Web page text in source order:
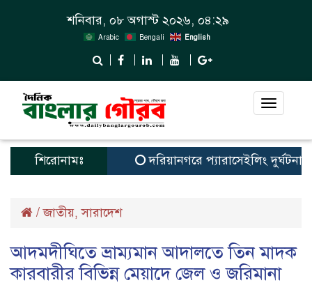
শনিবার, ০৮ অগাস্ট ২০২৬, ০৪:২৯
Arabic Bengali English
Toggle
শিরোনামঃ দরিয়ানগরে প্যারাসেইলিং দুর্ঘটনায়
/জাতীয়,সারাদেশ
আদমদীঘিতে ভ্রাম্যমান আদালতে তিন মাদক
কারবারীর বিভিন্ন মেয়াদে জেল ও জরিমানা